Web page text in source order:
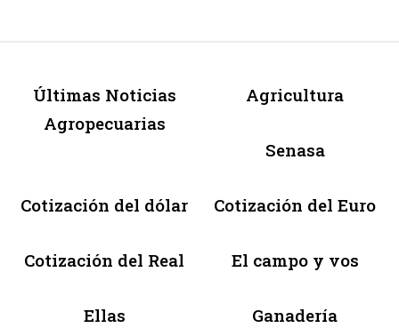
Últimas Noticias
Agropecuarias
Agricultura
Senasa
Cotización del dólar Cotización del Euro
Cotización del Real El campo y vos
Ellas Ganadería